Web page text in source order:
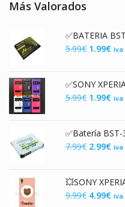
Más Valorados
5.99€ El
era:
5.99€.
1.99€El
es:
iva
5.99€ El
era:
5.99€.
1.99€El
es:
iva
7.99€ El
era:
7.99€.
2.99€El
es:
iva
9.99€ El
4.99€Eliva